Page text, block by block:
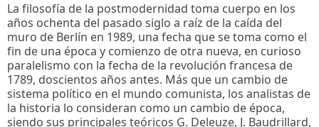
La filosofía de la postmodernidad toma cuerpo en los
años ochenta del pasado siglo a raíz de la caída del
muro de Berlín en 1989, una fecha que se toma como el
fin de una época y comienzo de otra nueva, en curioso
paralelismo con la fecha de la revolución francesa de
1789, doscientos años antes. Más que un cambio de
sistema político en el mundo comunista, los analistas de
la historia lo consideran como un cambio de época,
siendo sus principales teóricos G. Deleuze, J. Baudrillard,